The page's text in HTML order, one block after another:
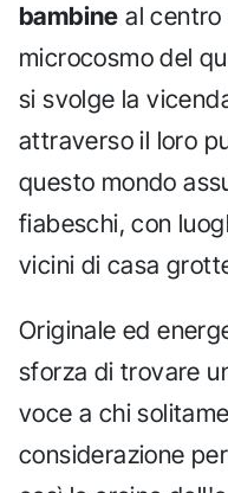
bambine al centro
microcosmo del
si svolge la
attraverso il loro
questo mondo
fiabeschi, con
vicini di casa
Originale ed
sforza di trovare
voce a chi
considerazione